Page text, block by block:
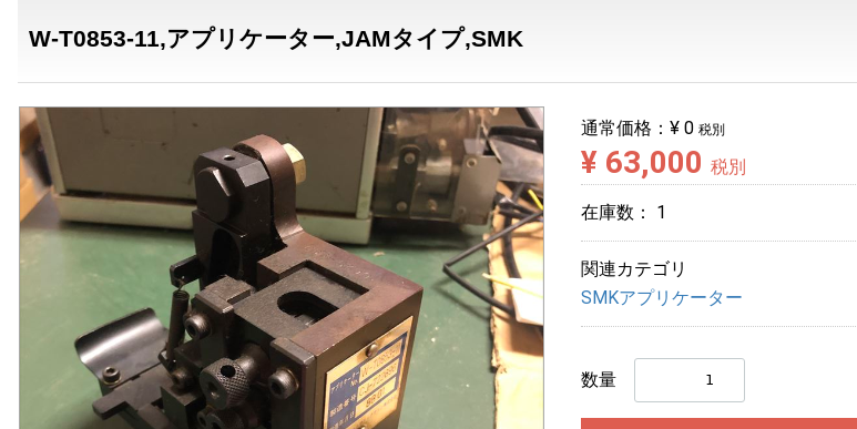
W-T0853-11,アプリケーター,JAMタイプ,SMK
通常価格： ¥ 0 税別
¥ 63,000 税別
在庫数： 1
関連カテゴリ
SMKアプリケーター
数量